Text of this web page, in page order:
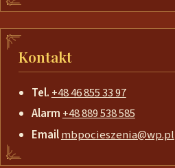
Kontakt
Tel. +48 46 855 33 97
Alarm+48 889 538 585
Emailmbpocieszenia@wp.pl